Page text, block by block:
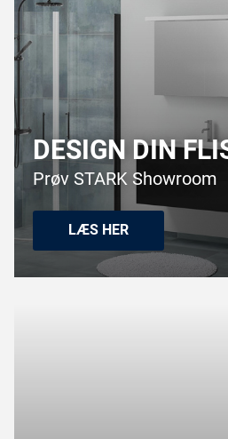
DESIGN DIN
Prøv STARK Showroom
LÆS HER​